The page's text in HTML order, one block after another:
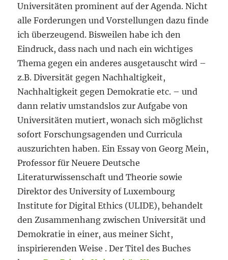
Universitäten prominent auf der Agenda. Nicht
alle Forderungen und Vorstellungen dazu finde
ich überzeugend. Bisweilen habe ich den
Eindruck, dass nach und nach ein wichtiges
Thema gegen ein anderes ausgetauscht wird –
z.B. Diversität gegen Nachhaltigkeit,
Nachhaltigkeit gegen Demokratie etc. – und
dann relativ umstandslos zur Aufgabe von
Universitäten mutiert, wonach sich möglichst
sofort Forschungsagenden und Curricula
auszurichten haben. Ein Essay von Georg Mein,
Professor für Neuere Deutsche
Literaturwissenschaft und Theorie sowie
Direktor des University of Luxembourg
Institute for Digital Ethics (ULIDE), behandelt
den Zusammenhang zwischen Universität und
Demokratie in einer, aus meiner Sicht,
inspirierenden Weise . Der Titel des Buches